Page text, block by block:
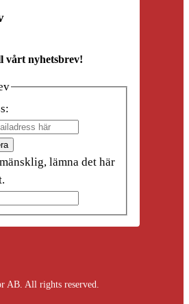
vårt nyhetsbrev!
lämna det här
AB. All rights reserved.